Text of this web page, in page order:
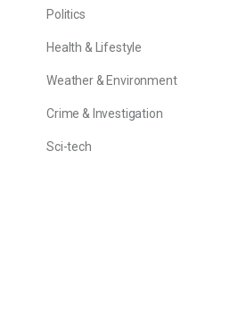
Politics
Health & Lifestyle
Weather & Environment
Crime & Investigation
Sci-tech